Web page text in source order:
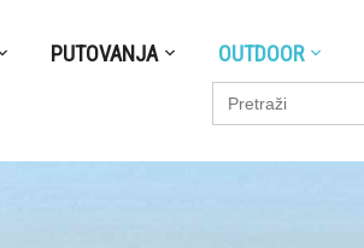
PUTOVANJA OUTDOOR
Search
for: